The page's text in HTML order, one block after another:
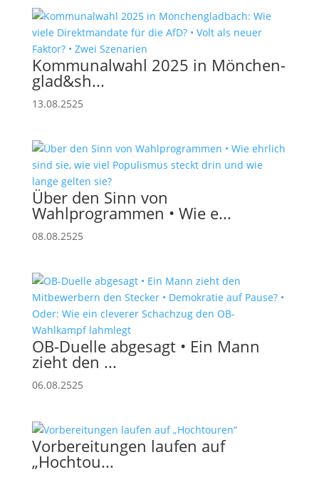
Kommunalwahl 2025 in Mönchen­
glad&sh...
13.08.2525
Über den Sinn von
Wahlprogrammen • Wie e...
08.08.2525
OB-Duelle abgesagt • Ein Mann
zieht den ...
06.08.2525
Vorbereitungen laufen auf
„Hochtou...